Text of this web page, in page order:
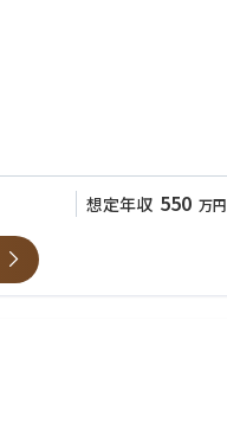
想定年収 550 万円